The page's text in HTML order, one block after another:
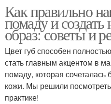
Как правильно
помаду и
образ: советы и
Цвет губ способен
стать главным акцентом в
помаду, которая сочеталась
кожи. Мы решили
практике!